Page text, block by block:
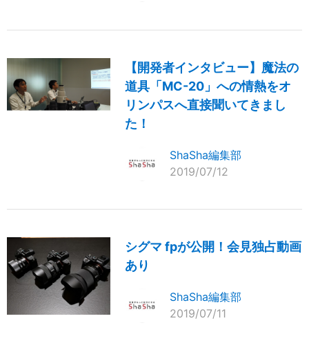
【開発者インタビュー】魔法の
道具「MC-20」への情熱をオ
リンパスへ直接聞いてきまし
た！
ShaSha編集部
2019/07/12
シグマ fpが公開！会見独占動画
あり
ShaSha編集部
2019/07/11